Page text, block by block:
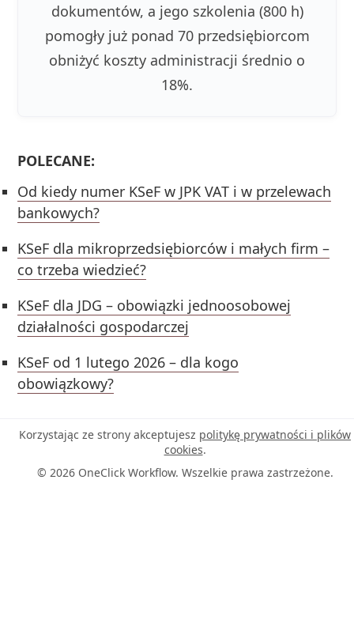
dokumentów, a jego szkolenia (800 h)
pomogły już ponad 70 przedsiębiorcom
obniżyć koszty administracji średnio o
18%.
POLECANE:
Od kiedy numer KSeF w JPK VAT i w przelewach
bankowych?
KSeF dla mikroprzedsiębiorców i małych firm –
co trzeba wiedzieć?
KSeF dla JDG – obowiązki jednoosobowej
działalności gospodarczej
KSeF od 1 lutego 2026 – dla kogo
obowiązkowy?
Korzystając ze strony akceptujesz politykę prywatności i plików
cookies.
© 2026 OneClick Workflow. Wszelkie prawa zastrzeżone.